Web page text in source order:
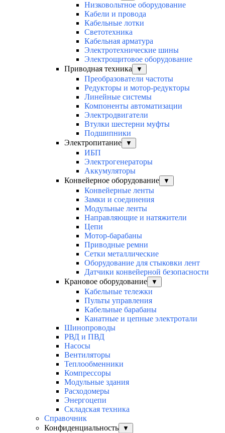
Низковольтное оборудование
Кабели и провода
Кабельные лотки
Светотехника
Кабельная арматура
Электротехнические шины
Электрощитовое оборудование
Приводная техника
▼
Преобразователи частоты
Редукторы и мотор-редукторы
Линейные системы
Компоненты автоматизации
Электродвигатели
Втулки шестерни муфты
Подшипники
Электропитание
▼
ИБП
Электрогенераторы
Аккумуляторы
Конвейерное оборудование
▼
Конвейерные ленты
Замки и соединения
Модульные ленты
Направляющие и натяжители
Цепи
Мотор-барабаны
Приводные ремни
Сетки металлические
Оборудование для стыковки лент
Датчики конвейерной безопасности
Крановое оборудование
▼
Кабельные тележки
Пульты управления
Кабельные барабаны
Канатные и цепные электротали
Шинопроводы
РВД и ПВД
Насосы
Вентиляторы
Теплообменники
Компрессоры
Модульные здания
Расходомеры
Энергоцепи
Складская техника
Справочник
Конфиденциальность
▼